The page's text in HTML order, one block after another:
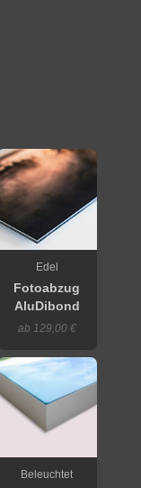
Edel
Fotoabzug
AluDibond
ab 129,00 €
Beleuchtet